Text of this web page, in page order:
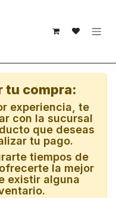
tu compra:
experiencia, te
con la sucursal
que deseas
tu pago.
tiempos de
la mejor
existir alguna